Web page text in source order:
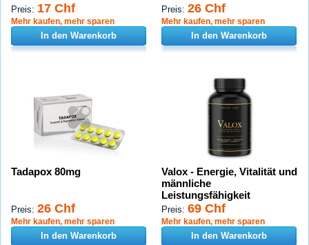
Preis: 17 Chf
Mehr kaufen, mehr sparen
In den Warenkorb
Preis: 26 Chf
Mehr kaufen, mehr sparen
In den Warenkorb
Tadapox 80mg
Preis: 26 Chf
Mehr kaufen, mehr sparen
In den Warenkorb
Valox - Energie, Vitalität und
männliche
Leistungsfähigkeit
Preis: 69 Chf
Mehr kaufen, mehr sparen
In den Warenkorb